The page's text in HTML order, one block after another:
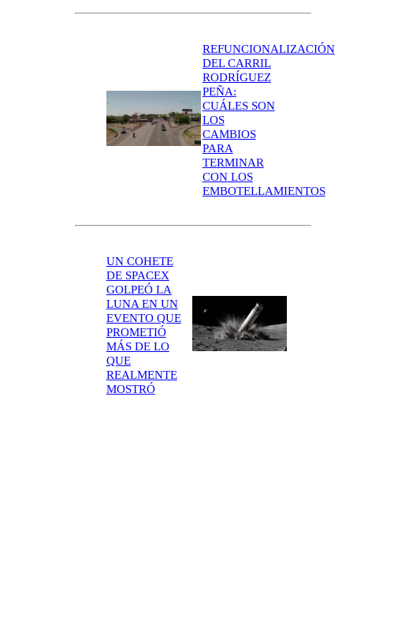
REFUNCIONALIZACIÓN
DEL CARRIL
RODRÍGUEZ
PEÑA:
CUÁLES SON
LOS
CAMBIOS
PARA
TERMINAR
CON LOS
EMBOTELLAMIENTOS
UN COHETE
DE SPACEX
GOLPEÓ LA
LUNA EN UN
EVENTO QUE
PROMETIÓ
MÁS DE LO
QUE
REALMENTE
MOSTRÓ